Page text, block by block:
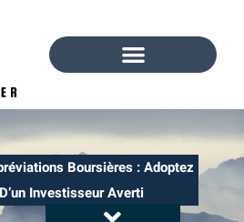
Boursières : Adoptez
Investisseur Averti